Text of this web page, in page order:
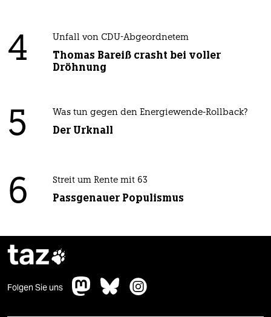
4 Unfall von CDU-Abgeordnetem
Thomas Bareiß crasht bei voller
Dröhnung
5 Was tun gegen den Energiewende-Rollback?
Der Urknall
6 Streit um Rente mit 63
Passgenauer Populismus
taz
Folgen Sie uns